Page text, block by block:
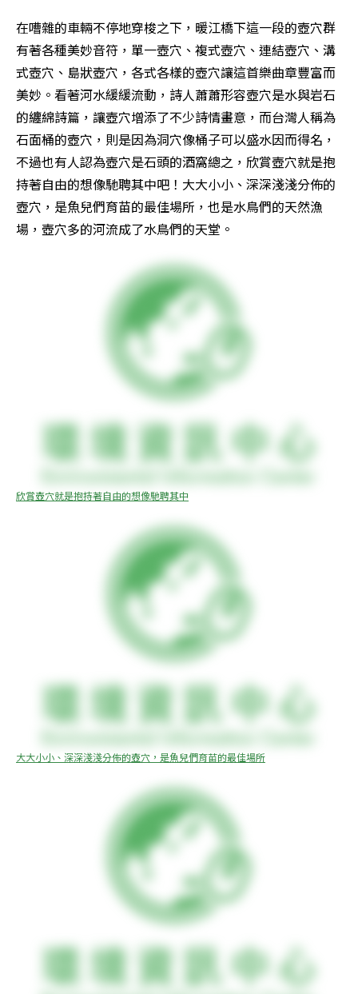
在嘈雜的車輛不停地穿梭之下，暖江橋下這一段的壺穴群
有著各種美妙音符，單一壺穴、複式壺穴、連結壺穴、溝
式壺穴、島狀壺穴，各式各樣的壺穴讓這首樂曲章豐富而
美妙。看著河水緩緩流動，詩人蕭蕭形容壺穴是水與岩石
的纏綿詩篇，讓壺穴增添了不少詩情畫意，而台灣人稱為
石面桶的壺穴，則是因為洞穴像桶子可以盛水因而得名，
不過也有人認為壺穴是石頭的酒窩總之，欣賞壺穴就是抱
持著自由的想像馳聘其中吧！大大小小、深深淺淺分佈的
壺穴，是魚兒們育苗的最佳場所，也是水鳥們的天然漁
場，壺穴多的河流成了水鳥們的天堂。
欣賞壺穴就是抱持著自由的想像馳聘其中
大大小小、深深淺淺分佈的壺穴，是魚兒們育苗的最佳場所